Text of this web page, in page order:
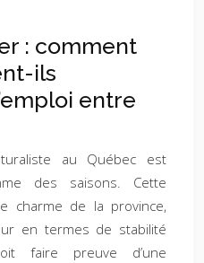
: comment
ils
entre
au Québec est
des saisons. Cette
charme de la province,
en termes de stabilité
faire preuve d’une